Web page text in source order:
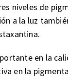
niveles de
a la luz
en la
en la